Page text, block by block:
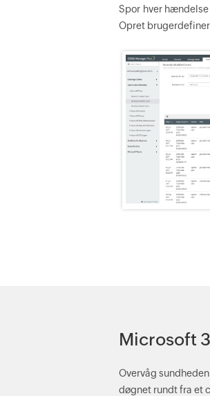
Spor hver
Opret
Microsoft
Overvåg
døgnet rundt fra et